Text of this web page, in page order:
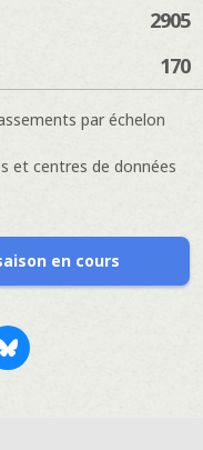
2905
170
par échelon
et centres de données
en cours